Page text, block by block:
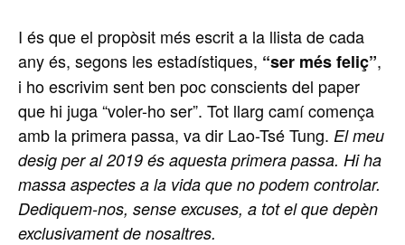
I és que el propòsit més escrit a la llista de cada
any és, segons les estadístiques, “ser més feliç”,
i ho escrivim sent ben poc conscients del paper
que hi juga “voler-ho ser”. Tot llarg camí comença
amb la primera passa, va dir Lao-Tsé Tung. El meu
desig per al 2019 és aquesta primera passa. Hi ha
massa aspectes a la vida que no podem controlar.
Dediquem-nos, sense excuses, a tot el que depèn
exclusivament de nosaltres.